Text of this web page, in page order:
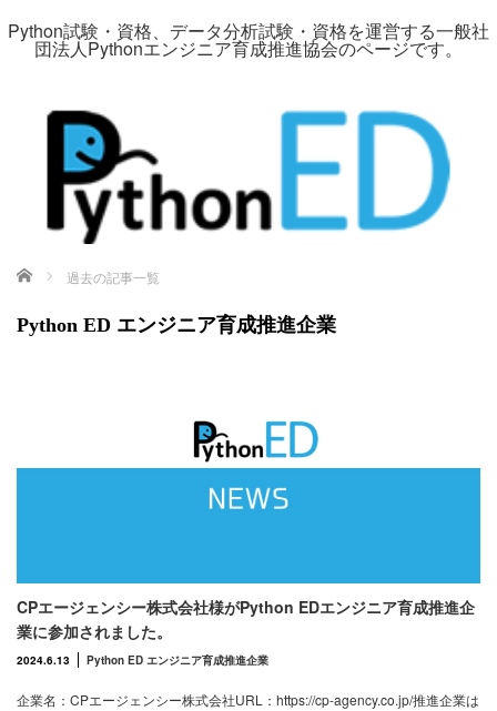
Python試験・資格、データ分析試験・資格を運営する一般社
団法人Pythonエンジニア育成推進協会のページです。
ホーム 過去の記事一覧
Python ED エンジニア育成推進企業
CPエージェンシー株式会社様がPython EDエンジニア育成推進企
業に参加されました。
2024.6.13 Python ED エンジニア育成推進企業
企業名：CPエージェンシー株式会社URL：https://cp-agency.co.jp/推進企業は